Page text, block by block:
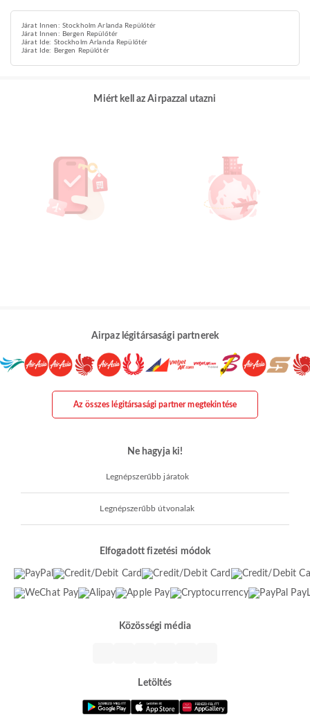
Járat Innen: Stockholm Arlanda Repülőtér
Járat Innen: Bergen Repülőtér
Járat Ide: Stockholm Arlanda Repülőtér
Járat Ide: Bergen Repülőtér
Miért kell az Airpazzal utazni
Airpaz légitársasági partnerek
Az összes légitársasági partner megtekintése
Ne hagyja ki!
Legnépszerűbb járatok
Legnépszerűbb útvonalak
Elfogadott fizetési módok
Közösségi média
Letöltés